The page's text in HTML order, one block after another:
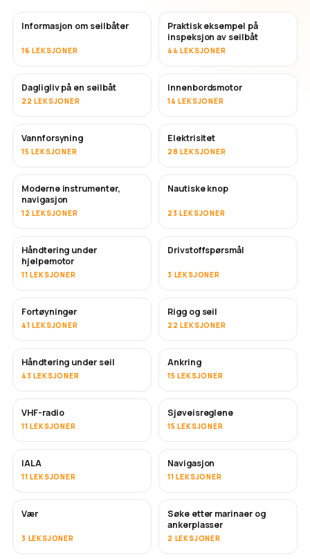
Informasjon om seilbåter
16 LEKSJONER
Praktisk eksempel på
inspeksjon av seilbåt
44 LEKSJONER
Dagligliv på en seilbåt
22 LEKSJONER
Innenbordsmotor
14 LEKSJONER
Vannforsyning
15 LEKSJONER
Elektrisitet
28 LEKSJONER
Moderne instrumenter,
navigasjon
12 LEKSJONER
Nautiske knop
23 LEKSJONER
Håndtering under
hjelpemotor
11 LEKSJONER
Drivstoffspørsmål
3 LEKSJONER
Fortøyninger
41 LEKSJONER
Rigg og seil
22 LEKSJONER
Håndtering under seil
43 LEKSJONER
Ankring
15 LEKSJONER
VHF-radio
11 LEKSJONER
Sjøveisreglene
15 LEKSJONER
IALA
11 LEKSJONER
Navigasjon
11 LEKSJONER
Vær
3 LEKSJONER
Søke etter marinaer og
ankerplasser
2 LEKSJONER